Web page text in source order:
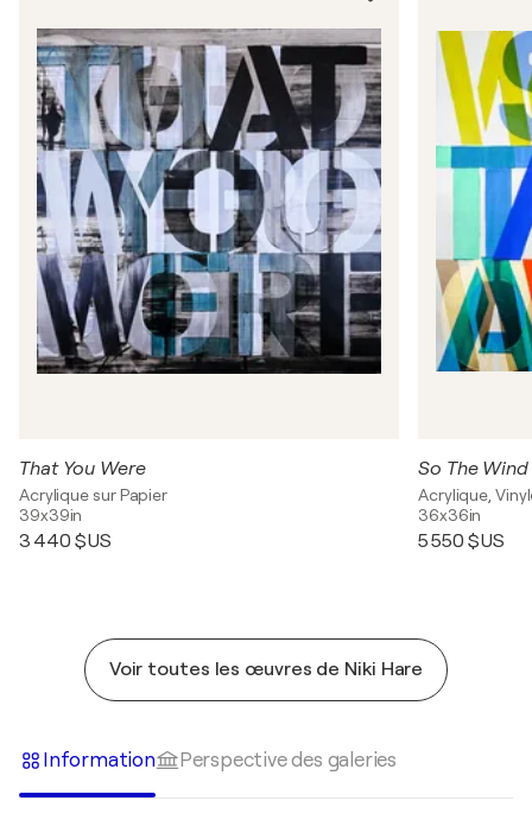
That You Were
Acrylique sur Papier
39x39in
3 440 $US
So The Wind
Acrylique,
36x36in
5 550 $US
Voir toutes les œuvres de Niki Hare
Information Perspective des galeries